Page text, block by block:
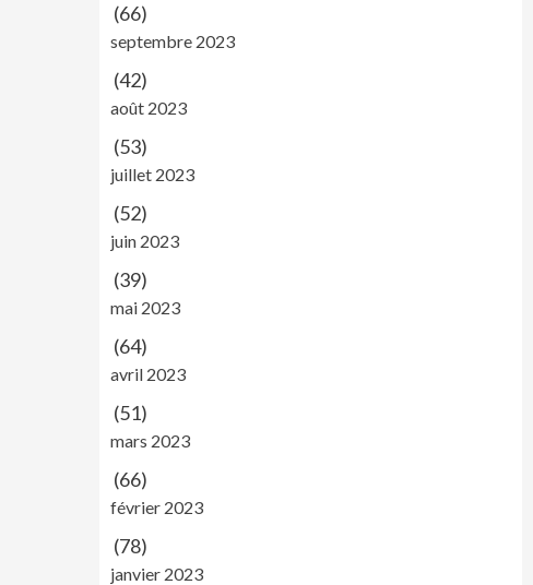
(66)
septembre 2023
(42)
août 2023
(53)
juillet 2023
(52)
juin 2023
(39)
mai 2023
(64)
avril 2023
(51)
mars 2023
(66)
février 2023
(78)
janvier 2023